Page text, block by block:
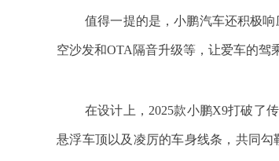
值得一提的是，小鹏汽车还积极
空沙发和OTA隔音升级等，让爱车的驾
在设计上，2025款小鹏X9打破了
悬浮车顶以及凌厉的车身线条，共同